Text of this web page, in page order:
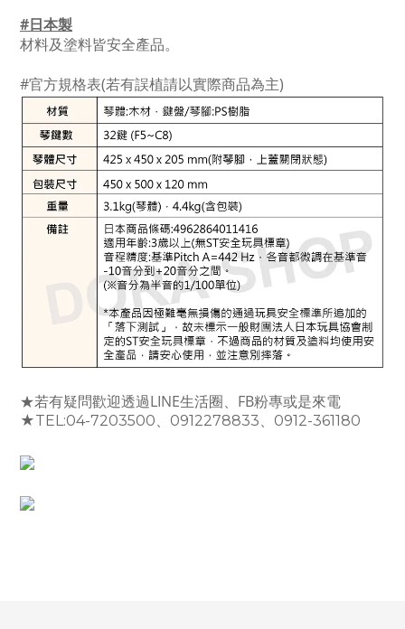
#日本製
材料及塗料皆安全產品。
#官方規格表(若有誤植請以實際商品為主)
★若有疑問歡迎透過LINE生活圈、FB粉專或是來電
★TEL:04-7203500、0912278833、0912-361180